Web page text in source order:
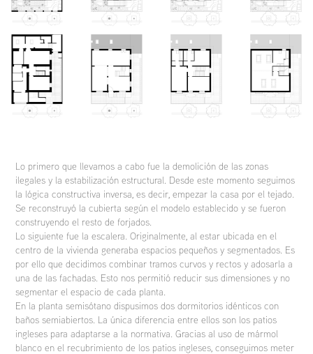
Lo primero que llevamos a cabo fue la demolición de las zonas
ilegales y la estabilización estructural. Desde este momento seguimos
la lógica constructiva inversa, es decir, empezar la casa por el tejado.
Se reconstruyó la cubierta según el modelo establecido y se fueron
construyendo el resto de forjados.
Lo siguiente fue la escalera. Originalmente, al estar ubicada en el
centro de la vivienda generaba espacios pequeños y segmentados. Es
por ello que decidimos combinar tramos curvos y rectos y adosarla a
una de las fachadas. Esto nos permitió reducir sus dimensiones y no
segmentar el espacio de cada planta.
En la planta semisótano dispusimos dos dormitorios idénticos con
baños semiabiertos. La única diferencia entre ellos son los patios
ingleses para adaptarse a la normativa. Gracias al uso de mármol
blanco en el recubrimiento de los patios ingleses, conseguimos meter